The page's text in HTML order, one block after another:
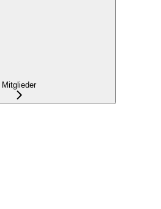
Mitglieder